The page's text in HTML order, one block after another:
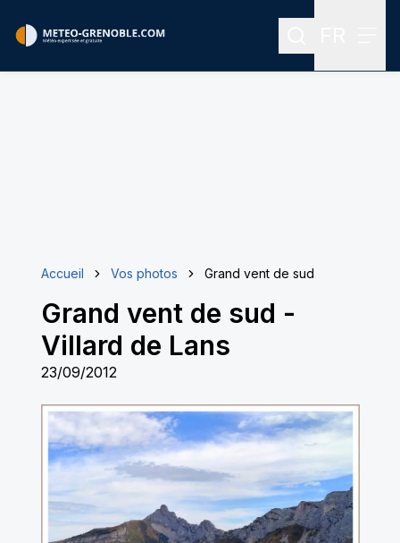
Rechercher
Accueil Vos photos Grand vent de sud
Grand vent de sud -
Villard de Lans
23/09/2012